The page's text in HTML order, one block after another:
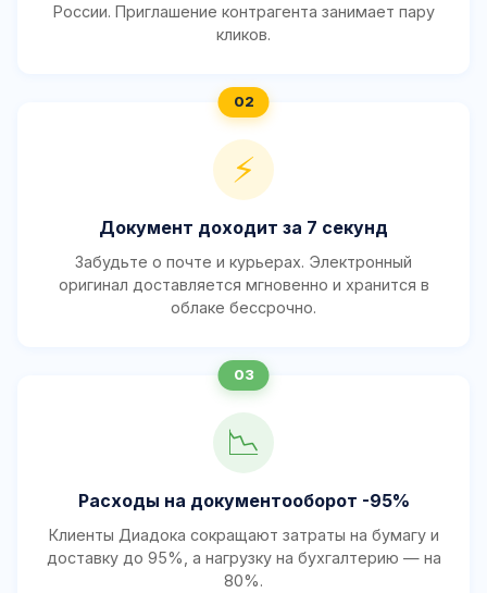
России. Приглашение контрагента занимает пару
кликов.
⚡
Документ доходит за 7 секунд
Забудьте о почте и курьерах. Электронный
оригинал доставляется мгновенно и хранится в
облаке бессрочно.
📉
Расходы на документооборот -95%
Клиенты Диадока сокращают затраты на бумагу и
доставку до 95%, а нагрузку на бухгалтерию — на
80%.